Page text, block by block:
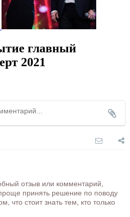
главный
2021
отзыв или комментарий,
принять решение по поводу
что стоит знать тем, кто только